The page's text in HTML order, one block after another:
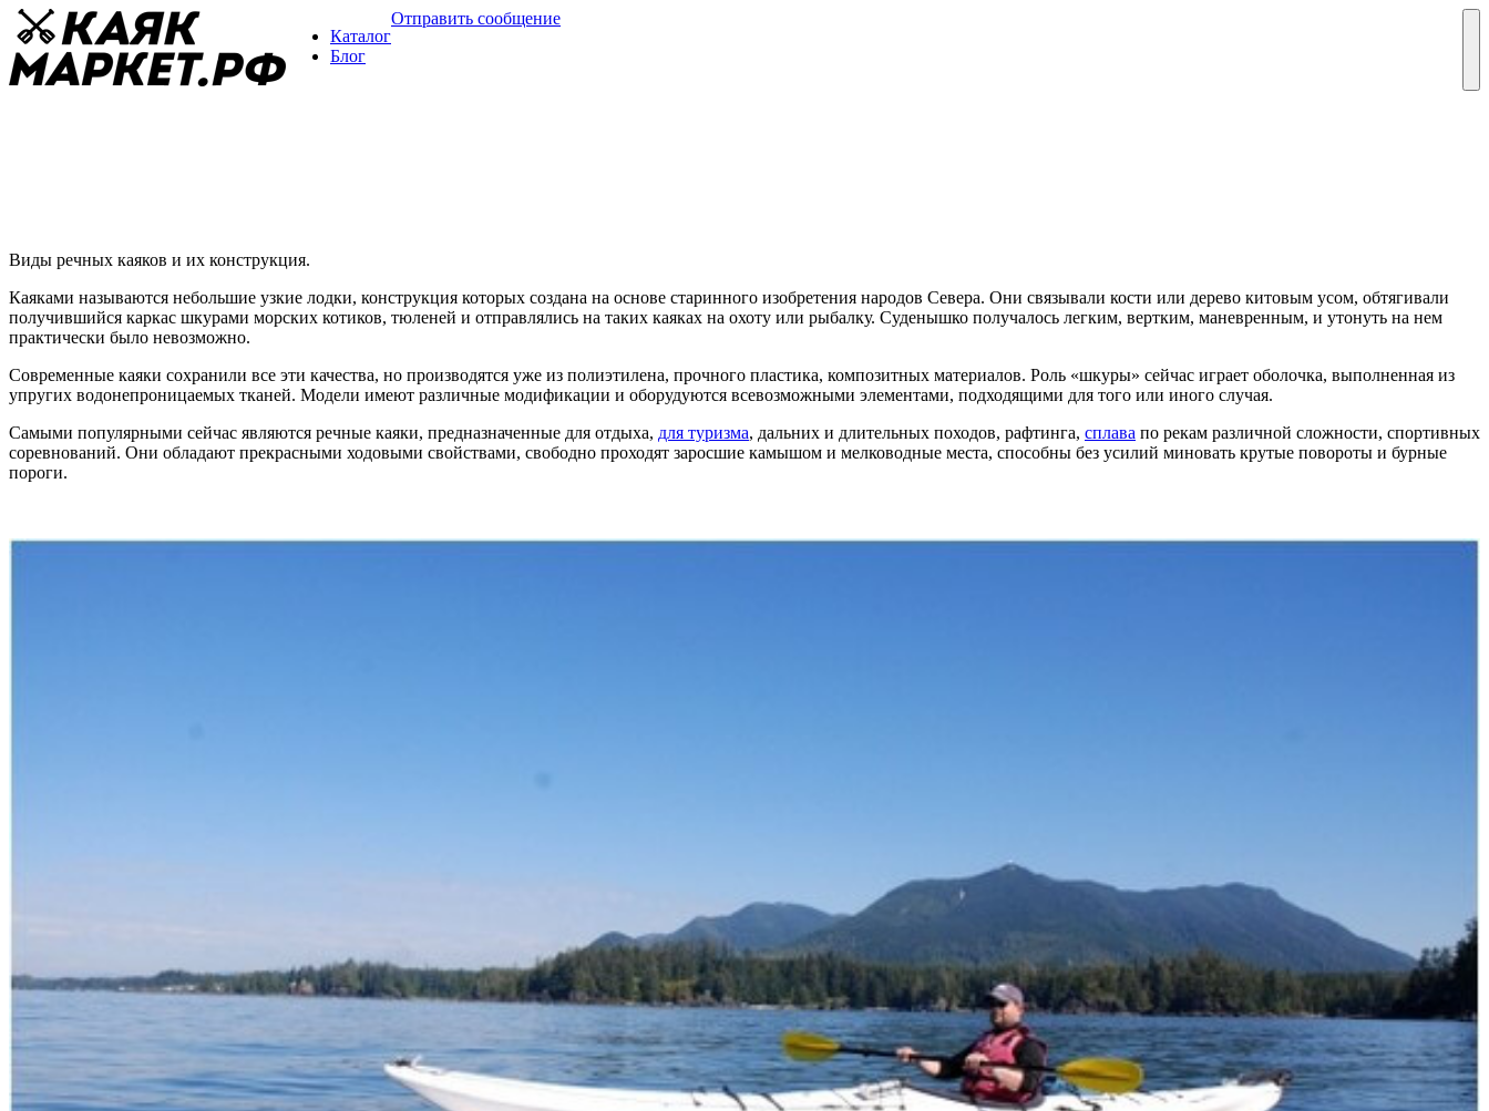
Каталог
Блог
Отправить сообщение
Виды речных каяков и их конструкция.
Каяками называются небольшие узкие лодки, конструкция которых создана на основе старинного изобретения народов Севера. Они связывали кости или дерево китовым усом, обтягивали
получившийся каркас шкурами морских котиков, тюленей и отправлялись на таких каяках на охоту или рыбалку. Суденышко получалось легким, вертким, маневренным, и утонуть на нем
практически было невозможно.
Современные каяки сохранили все эти качества, но производятся уже из полиэтилена, прочного пластика, композитных материалов. Роль «шкуры» сейчас играет оболочка, выполненная из
упругих водонепроницаемых тканей. Модели имеют различные модификации и оборудуются всевозможными элементами, подходящими для того или иного случая.
Самыми популярными сейчас являются речные каяки, предназначенные для отдыха, для туризма, дальних и длительных походов, рафтинга, сплава по рекам различной сложности, спортивных
соревнований. Они обладают прекрасными ходовыми свойствами, свободно проходят заросшие камышом и мелководные места, способны без усилий миновать крутые повороты и бурные
пороги.